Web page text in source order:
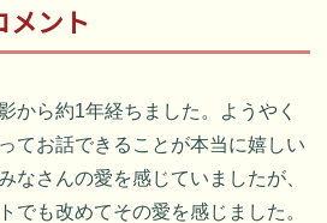
ント
から約1年経ちました。ようやく
てお話できることが本当に嬉しい
なさんの愛を感じていましたが、
でも改めてその愛を感じました。